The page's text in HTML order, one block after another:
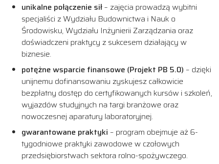
unikalne połączenie sił – zajęcia prowadzą wybitni
specjaliści z Wydziału Budownictwa i Nauk o
Środowisku, Wydziału Inżynierii Zarządzania oraz
doświadczeni praktycy z sukcesem działający w
biznesie.
potężne wsparcie finansowe (Projekt PB 5.0) – dzięki
unijnemu dofinansowaniu zyskujesz całkowicie
bezpłatny dostęp do certyfikowanych kursów i szkoleń,
wyjazdów studyjnych na targi branżowe oraz
nowoczesnej aparatury laboratoryjnej.
gwarantowane praktyki – program obejmuje aż 6-
tygodniowe praktyki zawodowe w czołowych
przedsiębiorstwach sektora rolno-spożywczego.